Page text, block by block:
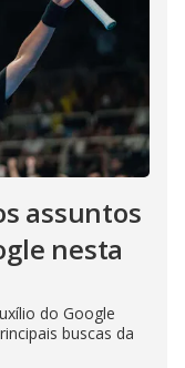
assuntos
nesta
do Google
buscas da